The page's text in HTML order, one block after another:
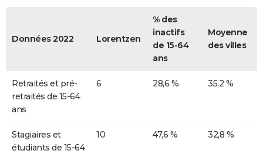
Données 2022 Lorentzen
% des
inactifs
de 15-64
ans
Moyenne
des villes
Retraités et pré-
retraités de 15-64
ans
6 28,6 % 35,2 %
Stagiaires et
étudiants de 15-64
10 47,6 % 32,8 %